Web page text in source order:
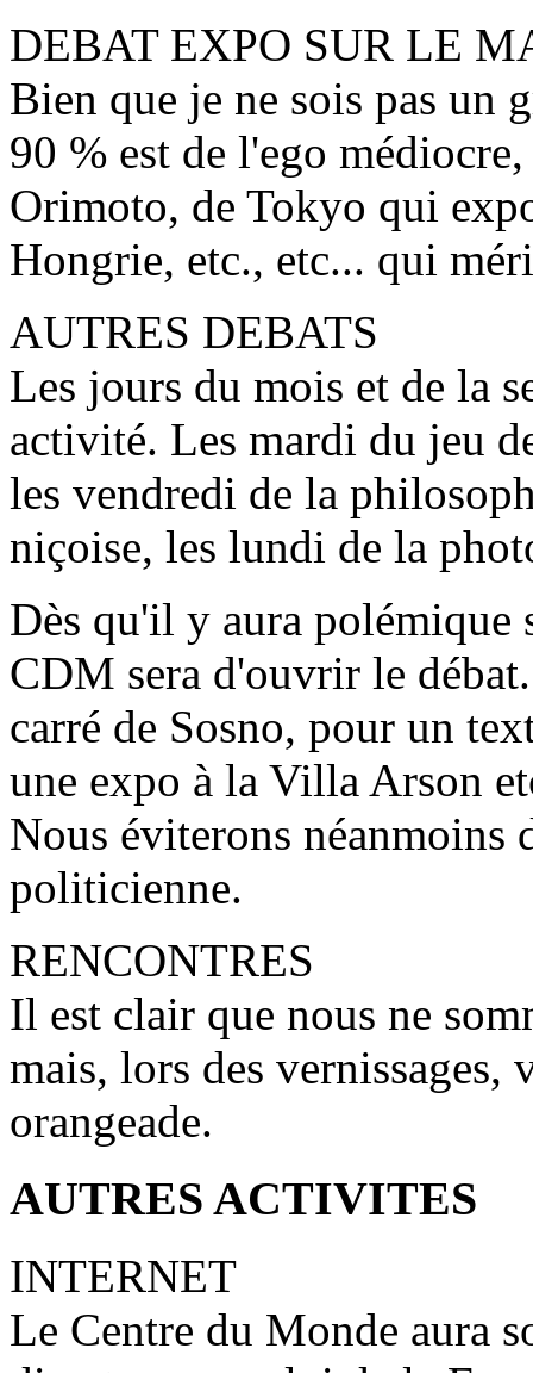
DEBAT EXPO SUR LE
Bien que je ne sois pas un
90 % est de l'ego
Orimoto, de Tokyo qui
Hongrie, etc., etc... qui
AUTRES DEBATS
Les jours du mois et de la
activité. Les mardi du jeu
les vendredi de la
niçoise, les lundi de la
Dès qu'il y aura
CDM sera d'ouvrir le
carré de Sosno, pour un
une expo à la Villa Arson
Nous éviterons néanmoins
politicienne.
RENCONTRES
Il est clair que nous ne
mais, lors des vernissages,
orangeade.
AUTRES ACTIVITES
INTERNET
Le Centre du Monde aura